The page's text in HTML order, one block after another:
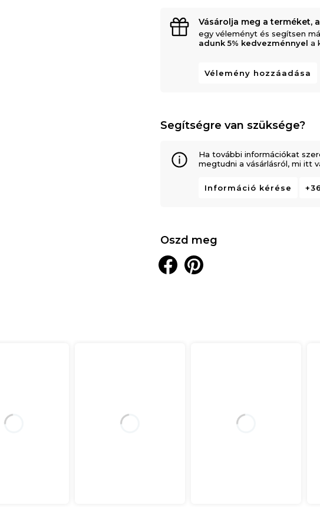
Vásárolja meg a terméket,
egy véleményt és segítsen
adunk 5% kedvezménnyel a
Vélemény hozzáadása
Segítségre van szüksége?
Ha további információkat
megtudni a vásárlásról, mi itt
Információ kérése
Oszd meg